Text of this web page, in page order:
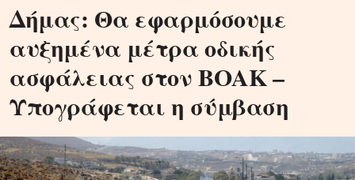
Δήμας: Θα εφαρμόσουμε
αυξημένα μέτρα οδικής
ασφάλειας στον ΒΟΑΚ –
Υπογράφεται η σύμβαση